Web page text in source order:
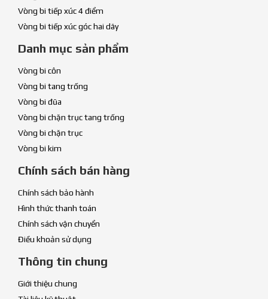
Vòng bi tiếp xúc 4 điểm
Vòng bi tiếp xúc góc hai dãy
Danh mục sản phẩm
Vòng bi côn
Vòng bi tang trống
Vòng bi đũa
Vòng bi chặn trục tang trống
Vòng bi chặn trục
Vòng bi kim
Chính sách bán hàng
Chính sách bảo hành
Hình thức thanh toán
Chính sách vận chuyển
Điều khoản sử dụng
Thông tin chung
Giới thiệu chung